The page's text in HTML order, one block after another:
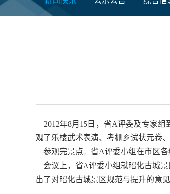
2012年8月15日，省A评委及专家组
观了乐楼武术表演、考棚乡试状元卷
参观完景点，省A评委小组在市区各
会议上，省A评委小组就昭化古城景
出了对昭化古城景区规范与提升的意